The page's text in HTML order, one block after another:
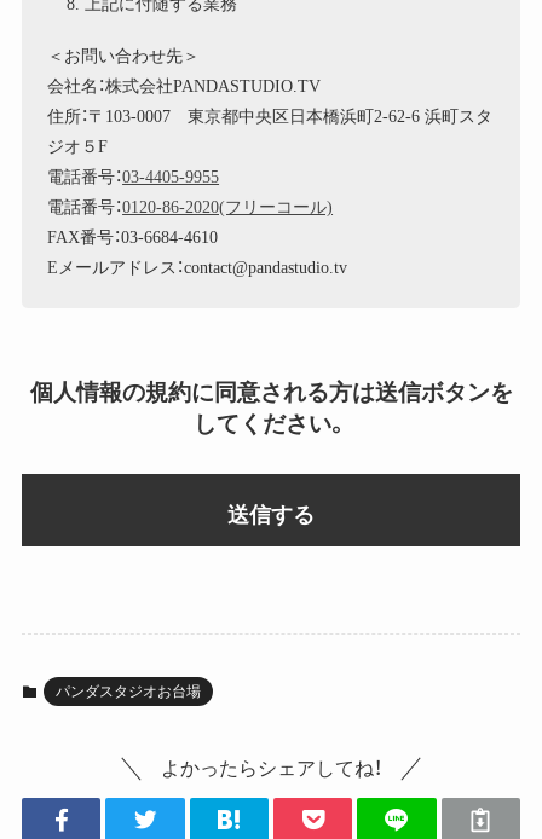
上記に付随する業務
＜お問い合わせ先＞
会社名：株式会社PANDASTUDIO.TV
住所：〒103-0007 東京都中央区日本橋浜町2-62-6 浜町スタ
ジオ５F
電話番号：03-4405-9955
電話番号：0120-86-2020(フリーコール)
FAX番号：03-6684-4610
Eメールアドレス：contact@pandastudio.tv
個人情報の規約に同意される方は送信ボタンを
してください。
パンダスタジオお台場
よかったらシェアしてね！